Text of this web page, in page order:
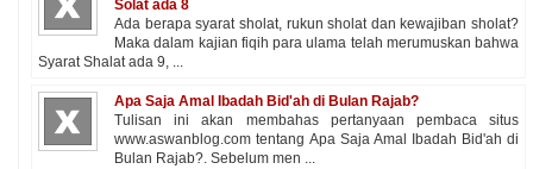
Solat ada 8
Ada berapa syarat sholat, rukun sholat dan kewajiban sholat?
Maka dalam kajian fiqih para ulama telah merumuskan bahwa
Syarat Shalat ada 9, ...
Apa Saja Amal Ibadah Bid'ah di Bulan Rajab?
Tulisan ini akan membahas pertanyaan pembaca situs
www.aswanblog.com tentang Apa Saja Amal Ibadah Bid'ah di
Bulan Rajab?. Sebelum men ...